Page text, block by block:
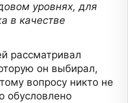
уровнях, для
в качестве
рассматривал
он выбирал,
вопросу никто не
обусловлено